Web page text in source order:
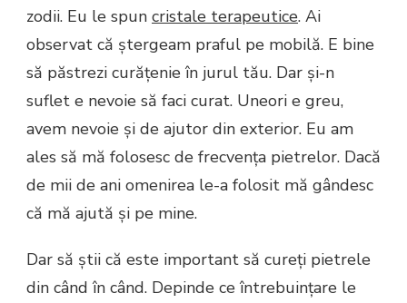
zodii. Eu le spun cristale terapeutice. Ai
observat că ștergeam praful pe mobilă. E bine
să păstrezi curățenie în jurul tău. Dar și-n
suflet e nevoie să faci curat. Uneori e greu,
avem nevoie și de ajutor din exterior. Eu am
ales să mă folosesc de frecvența pietrelor. Dacă
de mii de ani omenirea le-a folosit mă gândesc
că mă ajută și pe mine.
Dar să știi că este important să cureți pietrele
din când în când. Depinde ce întrebuințare le